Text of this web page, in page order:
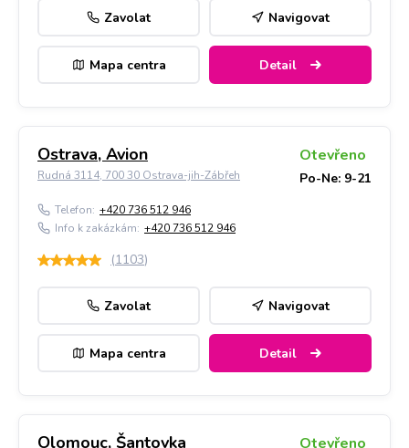
Zavolat Navigovat
Mapa centra Detail
Ostrava, Avion
Rudná 3114, 700 30 Ostrava-jih-Zábřeh
Otevřeno
Po-Ne: 9-21
Telefon: +420 736 512 946
Info k zakázkám: +420 736 512 946
(1103)
Zavolat Navigovat
Mapa centra Detail
Olomouc, Šantovka Otevřeno